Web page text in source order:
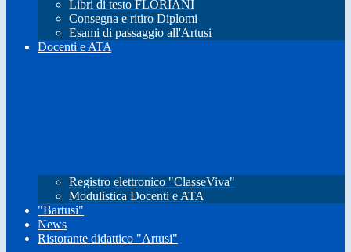
Libri di testo FLORIANI
Consegna e ritiro Diplomi
Esami di passaggio all'Artusi
Docenti e ATA
Registro elettronico "ClasseViva"
Modulistica Docenti e ATA
"Bartusi"
News
Ristorante didattico "Artusi"